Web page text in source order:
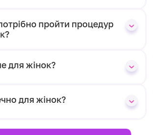
пройти процедур
для жінок?
для жінок?